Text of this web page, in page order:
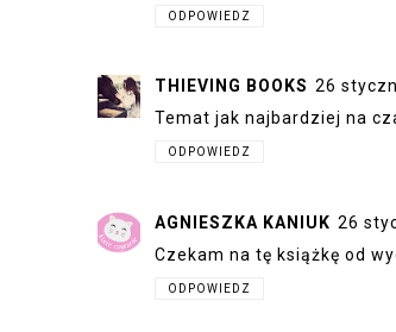
ODPOWIEDZ
THIEVING BOOKS 26
Temat jak najbardziej na
ODPOWIEDZ
AGNIESZKA KANIUK 26
Czekam na tę książkę od
ODPOWIEDZ